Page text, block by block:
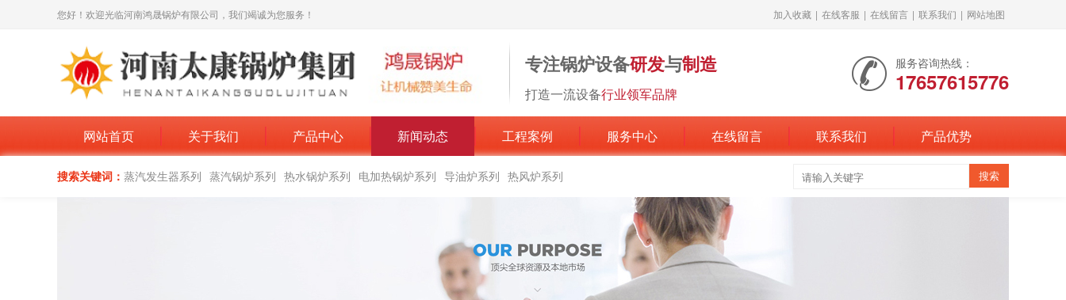
您好！欢迎光临河南鸿晟锅炉有限公司，我们竭诚为您服务！ 加入收藏 | 在线客服 | 在线留言 | 联系我们 | 网站地图
专注锅炉设备研发与制造
打造一流设备行业领军品牌
服务咨询热线：
17657615776
网站首页 关于我们 产品中心 新闻动态 工程案例 服务中心 在线留言 联系我们 产品优势
搜索关键词： 蒸汽发生器系列 蒸汽锅炉系列 热水锅炉系列 电加热锅炉系列 导油炉系列 热风炉系列